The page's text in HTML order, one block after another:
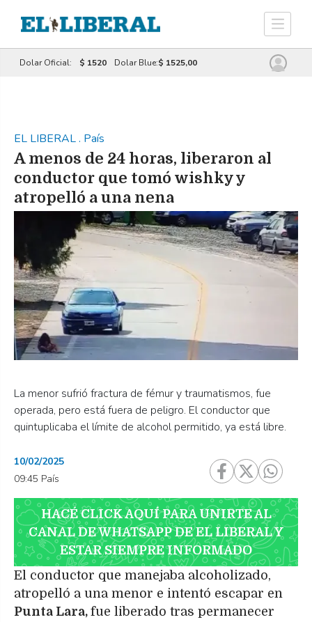
Dolar Oficial: $ 1520 Dolar Blue:$ 1525,00
EL LIBERAL. País
A menos de 24 horas, liberaron al
conductor que tomó wishky y
atropelló a una nena
La menor sufrió fractura de fémur y traumatismos, fue
operada, pero está fuera de peligro. El conductor que
quintuplicaba el límite de alcohol permitido, ya está libre.
10/02/2025
09:45 País
HACÉ CLICK AQUÍ PARA UNIRTE AL
CANAL DE WHATSAPP DE EL LIBERAL Y
ESTAR SIEMPRE INFORMADO
El conductor que manejaba alcoholizado,
atropelló a una menor e intentó escapar en
Punta Lara, fue liberado tras permanecer